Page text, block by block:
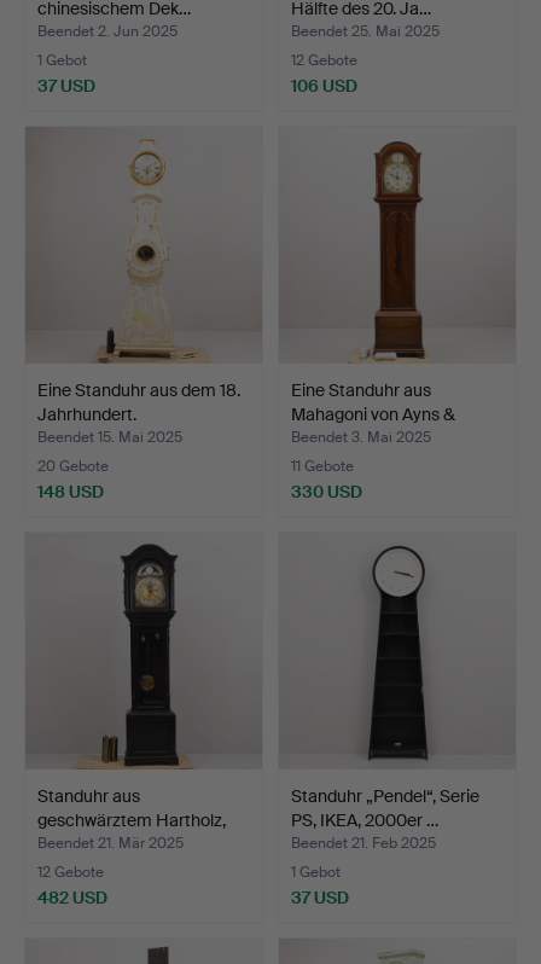
chinesischem Dek…
Beendet 2. Jun 2025
1 Gebot
37 USD
Hälfte des 20. Ja…
Beendet 25. Mai 2025
12 Gebote
106 USD
Eine Standuhr aus dem 18.
Jahrhundert.
Beendet 15. Mai 2025
20 Gebote
148 USD
Eine Standuhr aus
Mahagoni von Ayns &
John…
Beendet 3. Mai 2025
11 Gebote
330 USD
Standuhr aus
geschwärztem Hartholz,
Englan…
Beendet 21. Mär 2025
12 Gebote
482 USD
Standuhr „Pendel“, Serie
PS, IKEA, 2000er …
Beendet 21. Feb 2025
1 Gebot
37 USD